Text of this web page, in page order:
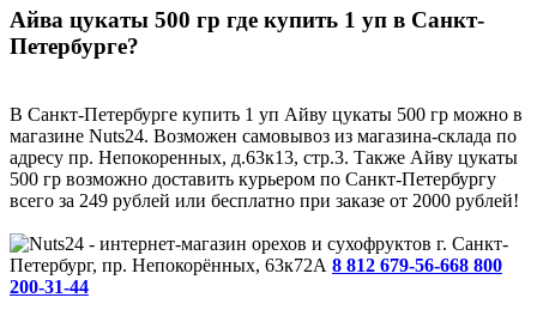
Айва цукаты 500 гр где купить 1 уп в Санкт-
Петербурге?
В Санкт-Петербурге купить 1 уп Айву цукаты 500 гр можно в
магазине Nuts24. Возможен самовывоз из магазина-склада по
адресу пр. Непокоренных, д.63к13, стр.3. Также Айву цукаты
500 гр возможно доставить курьером по Санкт-Петербургу
всего за 249 рублей или бесплатно при заказе от 2000 рублей!
г. Санкт-
Петербург, пр. Непокорённых, 63к72А 8 812 679-56-668 800
200-31-44